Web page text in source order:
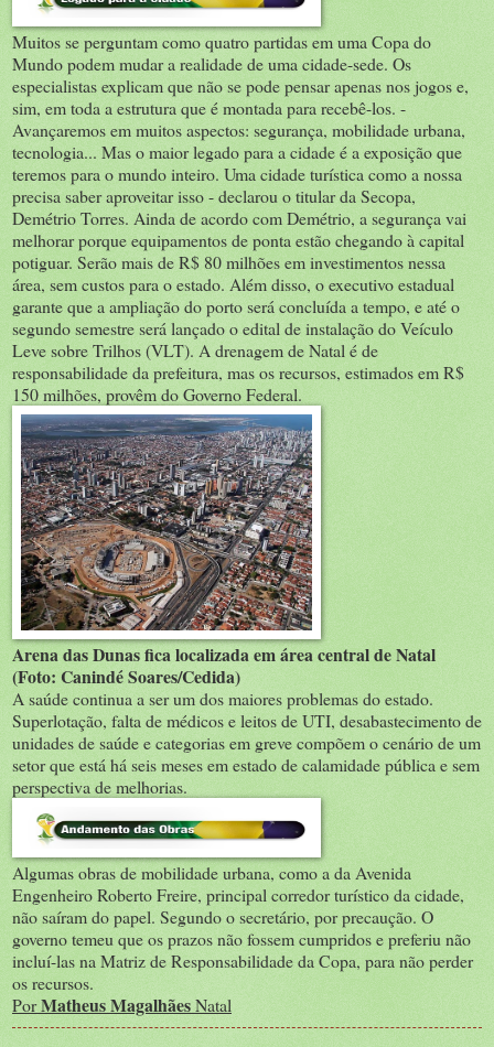
Muitos se perguntam como quatro partidas em uma Copa do
Mundo podem mudar a realidade de uma cidade-sede. Os
especialistas explicam que não se pode pensar apenas nos jogos e,
sim, em toda a estrutura que é montada para recebê-los. -
Avançaremos em muitos aspectos: segurança, mobilidade urbana,
tecnologia... Mas o maior legado para a cidade é a exposição que
teremos para o mundo inteiro. Uma cidade turística como a nossa
precisa saber aproveitar isso - declarou o titular da Secopa,
Demétrio Torres. Ainda de acordo com Demétrio, a segurança vai
melhorar porque equipamentos de ponta estão chegando à capital
potiguar. Serão mais de R$ 80 milhões em investimentos nessa
área, sem custos para o estado. Além disso, o executivo estadual
garante que a ampliação do porto será concluída a tempo, e até o
segundo semestre será lançado o edital de instalação do Veículo
Leve sobre Trilhos (VLT). A drenagem de Natal é de
responsabilidade da prefeitura, mas os recursos, estimados em R$
150 milhões, provêm do Governo Federal.
Arena das Dunas fica localizada em área central de Natal
(Foto: Canindé Soares/Cedida)
A saúde continua a ser um dos maiores problemas do estado.
Superlotação, falta de médicos e leitos de UTI, desabastecimento de
unidades de saúde e categorias em greve compõem o cenário de um
setor que está há seis meses em estado de calamidade pública e sem
perspectiva de melhorias.
Algumas obras de mobilidade urbana, como a da Avenida
Engenheiro Roberto Freire, principal corredor turístico da cidade,
não saíram do papel. Segundo o secretário, por precaução. O
governo temeu que os prazos não fossem cumpridos e preferiu não
incluí-las na Matriz de Responsabilidade da Copa, para não perder
os recursos.
PorMatheus MagalhãesNatal